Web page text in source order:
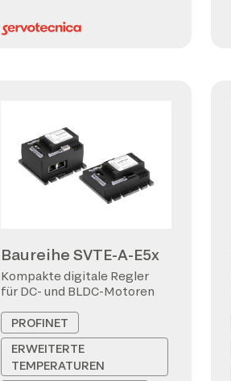
Baureihe SVTE-A-E5x
Kompakte digitale Regler
für DC- und BLDC-Motoren
PROFINET
ERWEITERTE
TEMPERATUREN